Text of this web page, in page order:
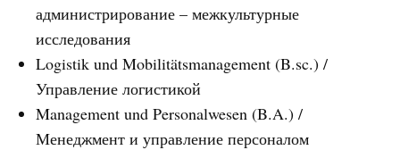
администрирование – межкультурные
исследования
Logistik und Mobilitätsmanagement (B.sc.) /
Управление логистикой
Management und Personalwesen (B.A.) /
Менеджмент и управление персоналом